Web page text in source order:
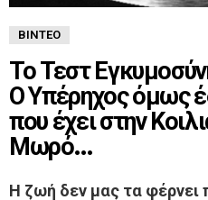
ΒΊΝΤΕΟ
Το Τεστ
Ο Υπέρηχος όμως
που έχει στην
Μωρό…
Η ζωή δεν μας τα